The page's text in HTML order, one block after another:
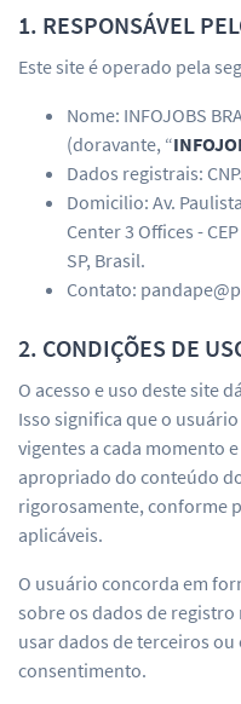
1. RESPONSÁVEL
Este site é operado pela
Nome: INFOJOBS
(doravante, “
Dados registrais:
Domicilio: Av.
Center 3 Offices -
SP, Brasil.
Contato:
2. CONDIÇÕES DE
O acesso e uso deste site
Isso significa que o
vigentes a cada momento
apropriado do conteúdo
rigorosamente, conforme
aplicáveis.
O usuário concorda em
sobre os dados de
usar dados de terceiros ou
consentimento.